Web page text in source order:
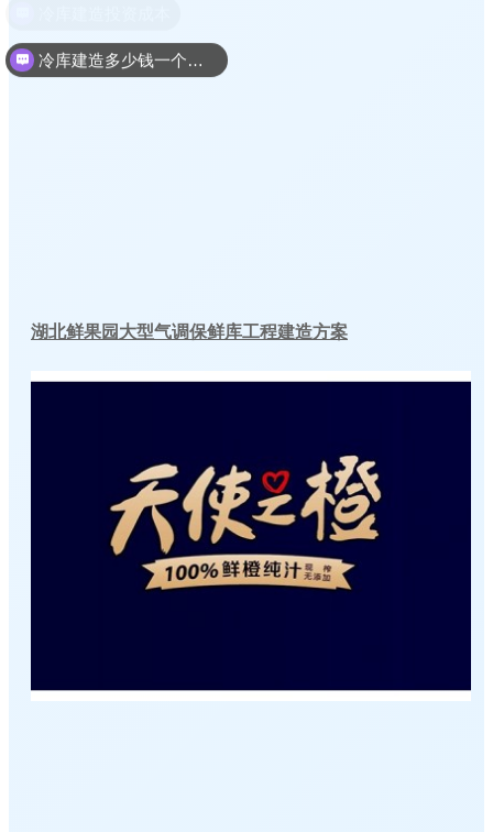
湖北鲜果园大型气调保鲜库工程建造方案